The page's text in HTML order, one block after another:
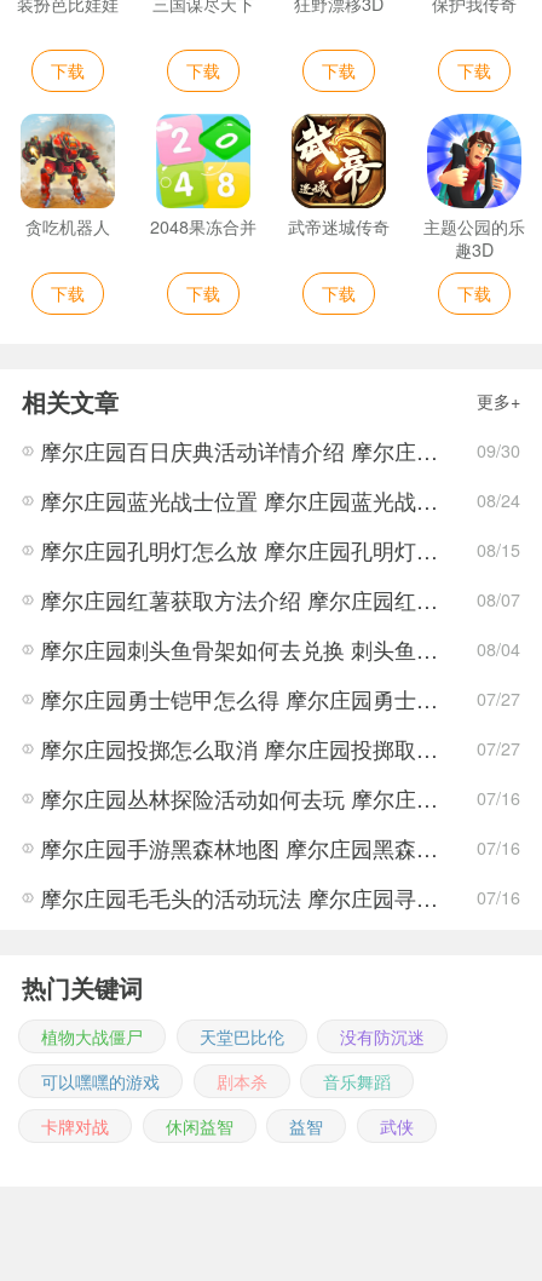
下载 下载 下载 下载
贪吃机器人
下载
2048果冻合并
下载
武帝迷城传奇
下载
主题公园的乐
趣3D
下载
相关文章 更多+
摩尔庄园百日庆典活动详情介绍 摩尔庄园百日庆典活动玩法攻略 09/30
摩尔庄园蓝光战士位置 摩尔庄园蓝光战士抓捕攻略 08/24
摩尔庄园孔明灯怎么放 摩尔庄园孔明灯放飞方法介绍 08/15
摩尔庄园红薯获取方法介绍 摩尔庄园红薯如何获取 08/07
摩尔庄园刺头鱼骨架如何去兑换 刺头鱼骨架获得方法 08/04
摩尔庄园勇士铠甲怎么得 摩尔庄园勇士铠甲获取方法 07/27
摩尔庄园投掷怎么取消 摩尔庄园投掷取消方法攻略 07/27
摩尔庄园丛林探险活动如何去玩 摩尔庄园丛林探险攻略大全 07/16
摩尔庄园手游黑森林地图 摩尔庄园黑森林地图可可果获得方法 07/16
摩尔庄园毛毛头的活动玩法 摩尔庄园寻找毛毛头的活动 07/16
热门关键词
植物大战僵尸 天堂巴比伦
没有防沉迷
可以嘿嘿的游戏
剧本杀
音乐舞蹈
卡牌对战
休闲益智 益智 武侠